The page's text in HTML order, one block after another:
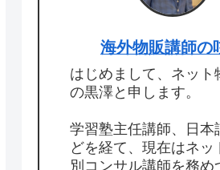
海外物販講師の
はじめまして、ネット
の黒澤と申します。
学習塾主任講師、日本
どを経て、現在はネッ
別コンサル講師を務め